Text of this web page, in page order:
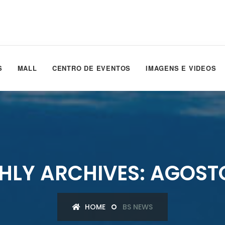
MALL CENTRO DE EVENTOS IMAGENS E VIDEOS
ARCHIVES:
HOME BS NEWS